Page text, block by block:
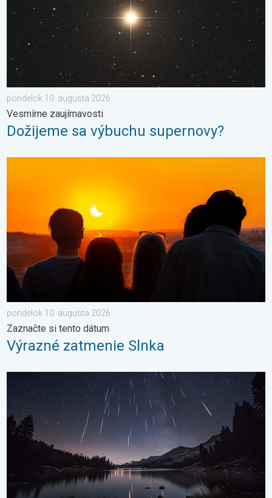
pondelok 10. augusta 2026
Vesmírne zaujímavosti
Dožijeme sa výbuchu supernovy?
pondelok 10. augusta 2026
Zaznačte si tento dátum
Výrazné zatmenie Slnka
Začína obdobie padajúcich hviezd. Vrchol v auguste. . .